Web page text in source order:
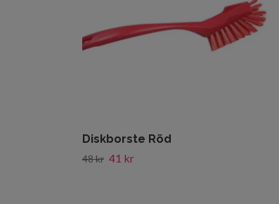
Diskborste Röd
48 kr 41 kr